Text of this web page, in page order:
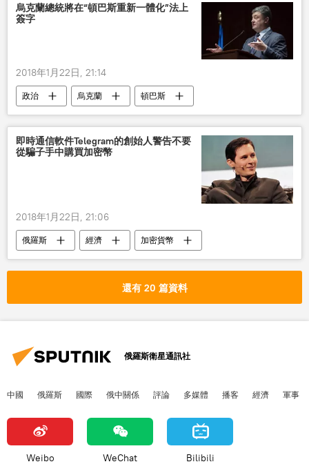
烏克蘭總統將在“頓巴斯重新一體化”法上
簽字
2018年1月22日, 21:14
政治 烏克蘭 頓巴斯
即時通信軟件Telegram的創始人警告不要
從騙子手中購買加密幣
2018年1月22日, 21:06
俄羅斯 經濟 加密貨幣
還有 20 篇資料
俄羅斯衛星通訊社
中國 俄羅斯 國際 俄中關係 評論 多媒體 播客 經濟 軍事
Weibo WeChat Bilibili